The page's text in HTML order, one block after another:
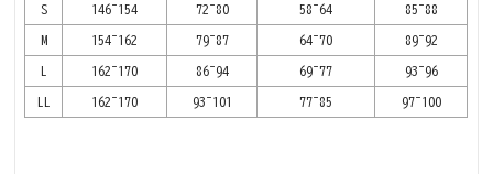
S 146~154 72~80 58~64 85~88
M 154~162 79~87 64~70 89~92
L 162~170 86~94 69~77 93~96
LL 162~170 93~101 77~85 97~100